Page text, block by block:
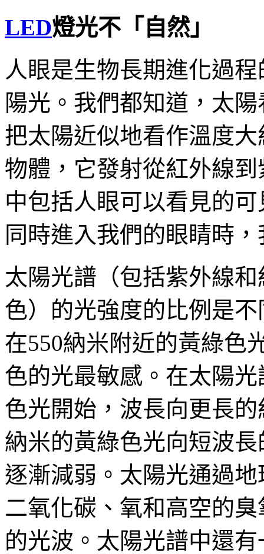
LED燈光不「自然」
人眼是生物長期進化過
陽光。我們都知道，太
把太陽近似地看作溫度
物體，它發射從紅外線
中包括人眼可以看見的
同時進入我們的眼睛時
太陽光譜（包括紫外線
色）的光強度的比例是
在550納米附近的黃綠色
色的光最敏感。在太陽
色光開始，波長向更長
納米的黃綠色光向短波
逐漸減弱。太陽光通過
二氧化碳、氧和高空的
的光波。太陽光譜中還